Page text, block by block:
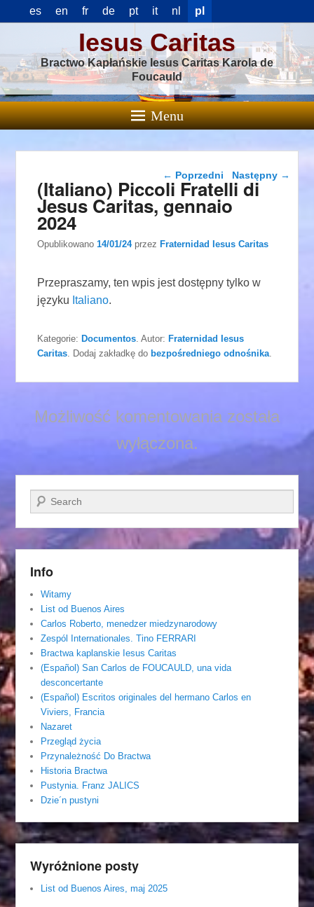
es en fr de pt it nl pl
Iesus Caritas
Bractwo Kapłańskie Iesus Caritas Karola de
Foucauld
Menu
Nawigacja wpisu
← Poprzedni Następny →
(Italiano) Piccoli Fratelli di
Jesus Caritas, gennaio
2024
Opublikowano14/01/24 przezFraternidad Iesus Caritas
Przepraszamy, ten wpis jest dostępny tylko w
języku Italiano.
Kategorie:Documentos . Autor:Fraternidad Iesus
Caritas . Dodaj zakładkę do bezpośredniego odnośnika
Możliwość komentowania została
wyłączona.
Szukaj
Info
Witamy
List od Buenos Aires
Carlos Roberto, menedzer miedzynarodowy
Zespól Internationales. Tino FERRARI
Bractwa kaplanskie Iesus Caritas
(Español) San Carlos de FOUCAULD, una vida
desconcertante
(Español) Escritos originales del hermano Carlos en
Viviers, Francia
Nazaret
Przegląd życia
Przynależność Do Bractwa
Historia Bractwa
Pustynia. Franz JALICS
Dzie´n pustyni
Wyróżnione posty
List od Buenos Aires, maj 2025